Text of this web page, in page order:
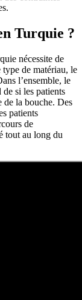
Turquie ?
nécessite de
de matériau, le
l’ensemble, le
si les patients
de la bouche. Des
patients
de
tout au long du